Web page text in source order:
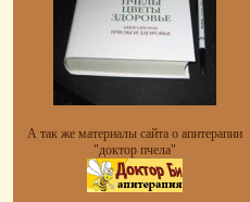
А так же материалы сайта о апитерапии
"доктор пчела"